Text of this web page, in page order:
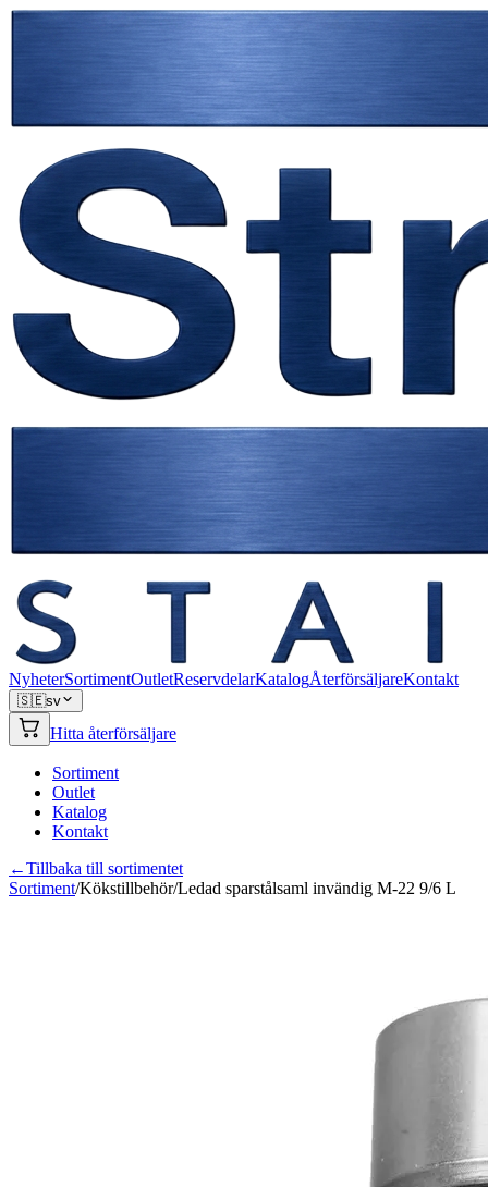
NyheterSortimentOutletReservdelarKatalogÅterförsäljareKontakt
🇸🇪sv
Hitta återförsäljare
Sortiment
Outlet
Katalog
Kontakt
←Tillbaka till sortimentet
Sortiment/Kökstillbehör/Ledad sparstålsaml invändig M-22 9/6 L